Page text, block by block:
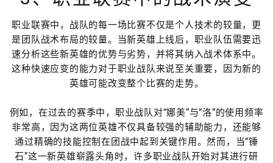
职业联赛中，战队的每一场比赛不仅是个人技术的较量，更
是团队战术布局的较量。当新英雄上线后，职业队伍需要迅
速分析这些新英雄的优势与劣势，并将其纳入战术体系中。
这种快速应变的能力对于职业战队来说至关重要，因为新的
英雄可能改变整个比赛的走势。
例如，在过去的赛季中，职业战队对“娜美”与“洛”的使用频率
非常高，因为这两位英雄不仅具备较强的辅助能力，还能够
通过精确的技能控制在团战中起到关键作用。然而，当“锤
石”这一新英雄崭露头角时，许多职业战队开始对其进行研